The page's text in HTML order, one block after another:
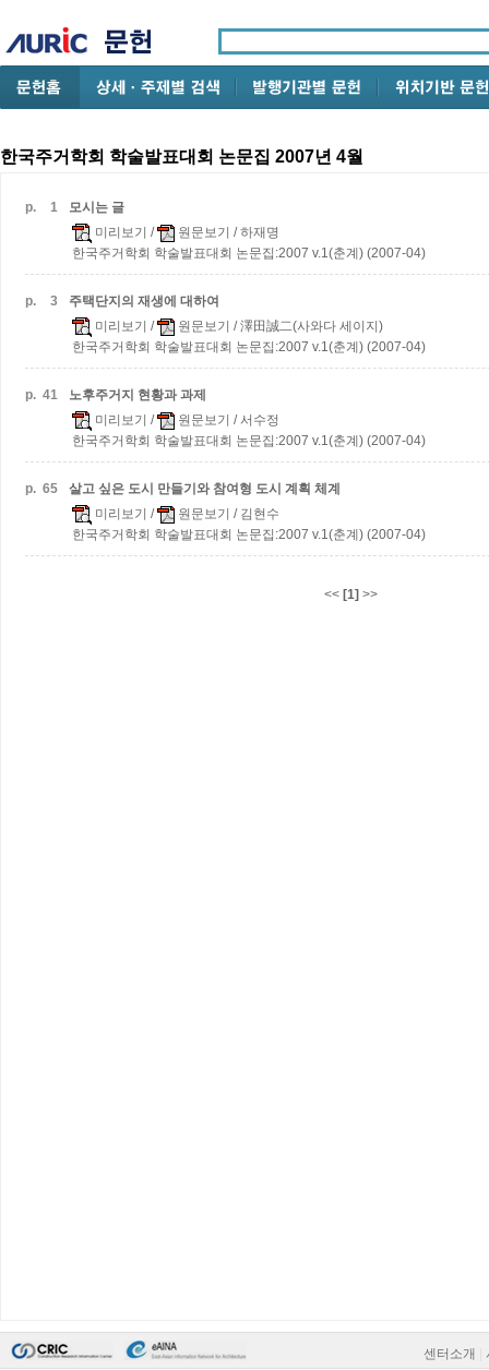
한국주거학회 학술발표대회 논문집 2007년 4월
p. 1
모시는 글
미리보기 / 원문보기 / 하재명
한국주거학회 학술발표대회 논문집:2007 v.1(춘계) (2007-04)
p. 3
주택단지의 재생에 대하여
미리보기 / 원문보기 / 澤田誠二(사와다 세이지)
한국주거학회 학술발표대회 논문집:2007 v.1(춘계) (2007-04)
p. 41
노후주거지 현황과 과제
미리보기 / 원문보기 / 서수정
한국주거학회 학술발표대회 논문집:2007 v.1(춘계) (2007-04)
p. 65
살고 싶은 도시 만들기와 참여형 도시 계획 체계
미리보기 / 원문보기 / 김현수
한국주거학회 학술발표대회 논문집:2007 v.1(춘계) (2007-04)
<< [1] >>
센터소개